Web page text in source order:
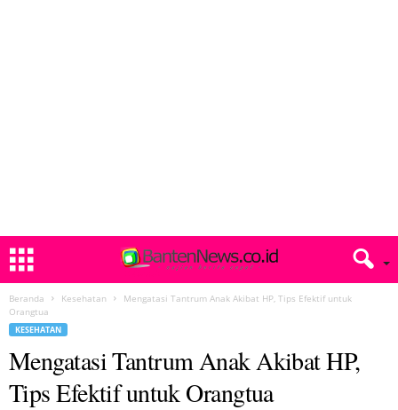
Beranda Kesehatan
Mengatasi Tantrum Anak Akibat HP, Tips Efektif untuk
Orangtua
KESEHATAN
Mengatasi Tantrum Anak Akibat HP,
Tips Efektif untuk Orangtua